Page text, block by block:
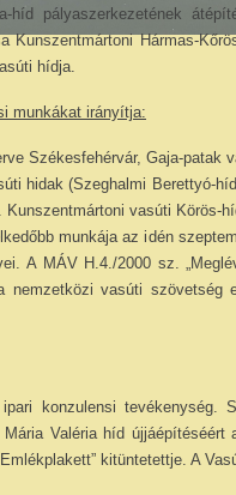
pályaszerkezetének
Hármas-
hídja.
munkákat irányítja:
Székesfehérvár, Gaja-patak
hidak (Szeghalmi Berettyó-
vasúti Körös-
munkája az idén
A MÁV H.4./2000 sz.
nemzetközi vasúti
konzulensi
Valéria híd
kitüntetettje. A